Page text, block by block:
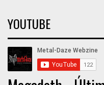
YOUTUBE